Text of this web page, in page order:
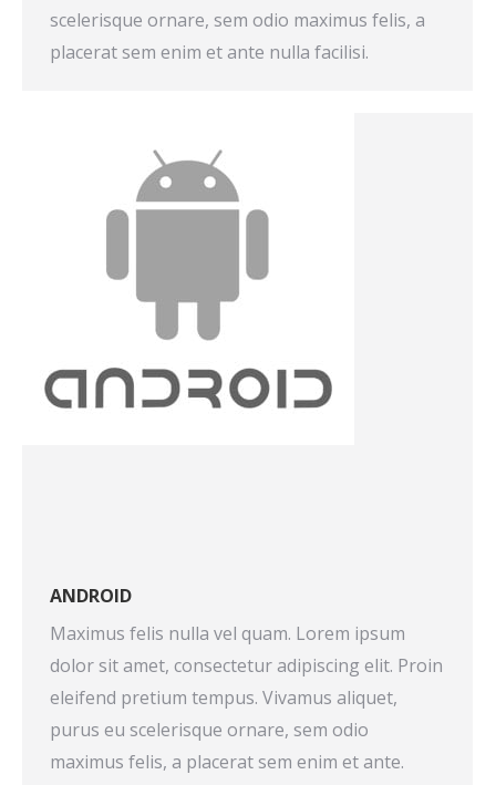
scelerisque ornare, sem odio maximus felis, a
placerat sem enim et ante nulla facilisi.
ANDROID
Maximus felis nulla vel quam. Lorem ipsum
dolor sit amet, consectetur adipiscing elit. Proin
eleifend pretium tempus. Vivamus aliquet,
purus eu scelerisque ornare, sem odio
maximus felis, a placerat sem enim et ante.